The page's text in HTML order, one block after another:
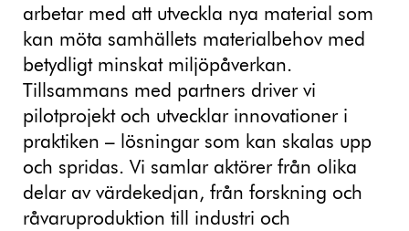
arbetar med att utveckla nya material som
kan möta samhällets materialbehov med
betydligt minskat miljöpåverkan.
Tillsammans med partners driver vi
pilotprojekt och utvecklar innovationer i
praktiken – lösningar som kan skalas upp
och spridas. Vi samlar aktörer från olika
delar av värdekedjan, från forskning och
råvaruproduktion till industri och